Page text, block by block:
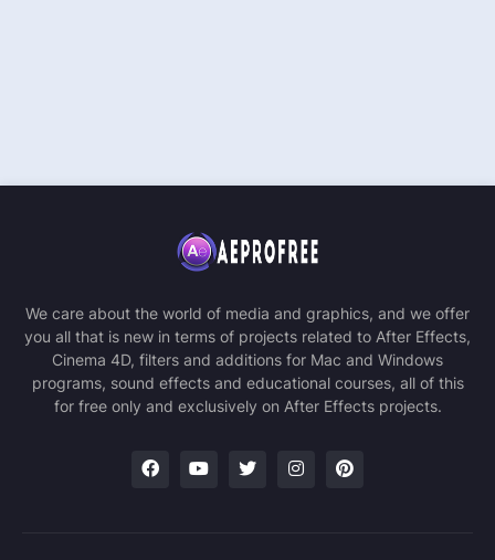
We care about the world of media and graphics, and we offer
you all that is new in terms of projects related to After Effects,
Cinema 4D, filters and additions for Mac and Windows
programs, sound effects and educational courses, all of this
for free only and exclusively on After Effects projects.